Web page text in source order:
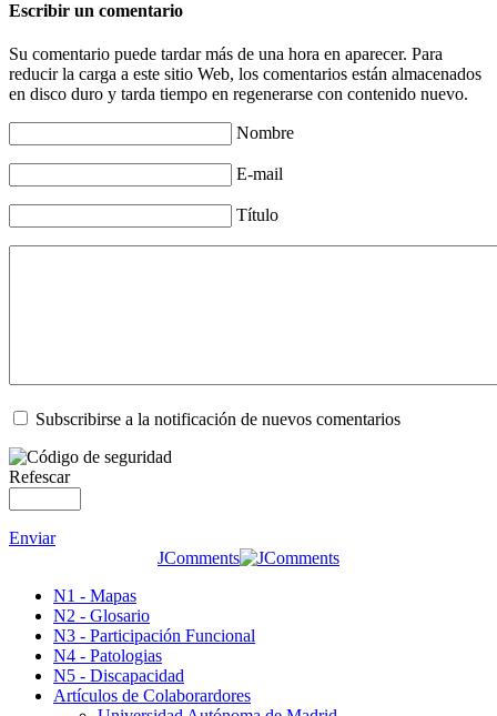
Escribir un comentario
Su comentario puede tardar más de una hora en aparecer. Para
reducir la carga a este sitio Web, los comentarios están almacenados
en disco duro y tarda tiempo en regenerarse con contenido nuevo.
Nombre
E-mail
Título
Subscribirse a la notificación de nuevos comentarios
Refescar
Enviar
JComments
N1 - Mapas
N2 - Glosario
N3 - Participación Funcional
N4 - Patologias
N5 - Discapacidad
Artículos de Colaborardores